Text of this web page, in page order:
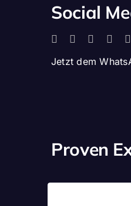
Social
Jetzt dem
Proven